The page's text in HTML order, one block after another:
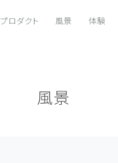
プロダクト 風景 体験
風景